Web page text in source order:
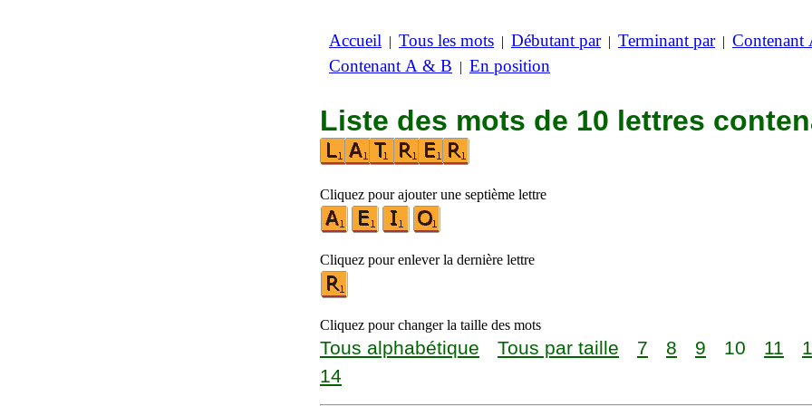
Accueil | Tous les mots | Débutant par| Terminant par| Contenant
Contenant A & B | En position
Liste des mots de 10 lettres
Cliquez pour ajouter une septième lettre
Cliquez pour enlever la dernière lettre
Cliquez pour changer la taille des mots
Tous alphabétique Tous par taille 7 8 9 10 11
14